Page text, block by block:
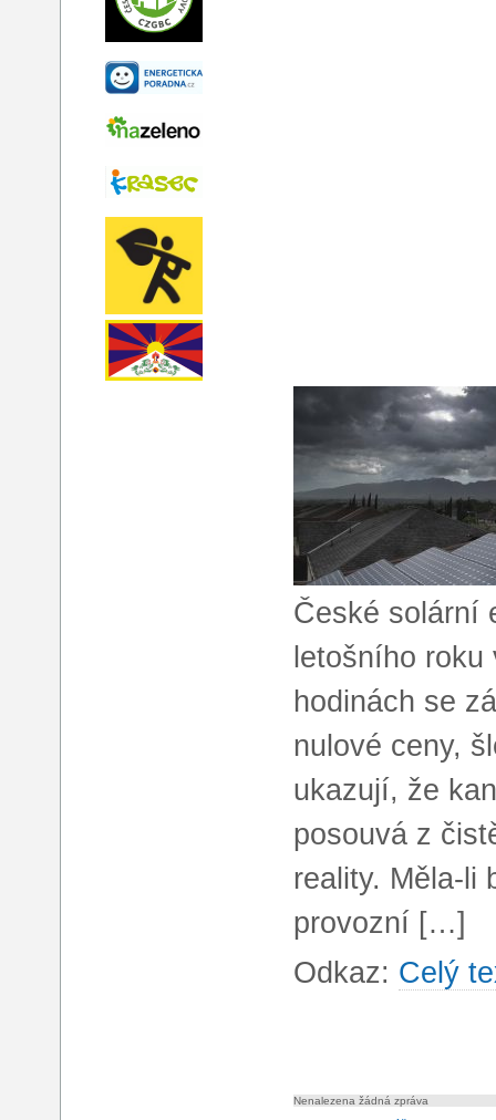
České solární
letošního roku
hodinách se
nulové ceny,
ukazují, že
posouvá z
reality. Měla-li
provozní […]
Odkaz: Celý
Nenalezena žádná zpráva